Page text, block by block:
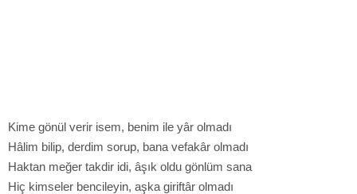
Kime gönül verir isem, benim ile yâr olmadı
Hâlim bilip, derdim sorup, bana vefakâr olmadı
Haktan meğer takdir idi, âşık oldu gönlüm sana
Hiç kimseler bencileyin, aşka giriftâr olmadı